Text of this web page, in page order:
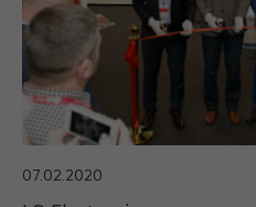
07.02.2020